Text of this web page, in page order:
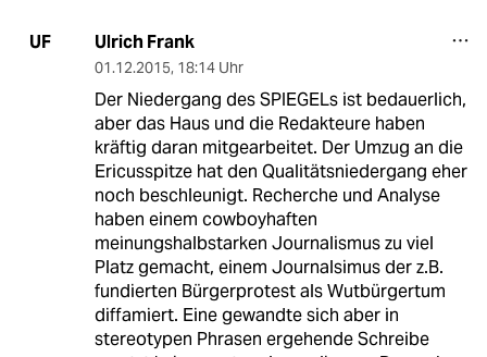
UF Ulrich Frank
01.12.2015, 18:14 Uhr
Der Niedergang des SPIEGELs ist bedauerlich,
aber das Haus und die Redakteure haben
kräftig daran mitgearbeitet. Der Umzug an die
Ericusspitze hat den Qualitätsniedergang eher
noch beschleunigt. Recherche und Analyse
haben einem cowboyhaften
meinungshalbstarken Journalismus zu viel
Platz gemacht, einem Journalsimus der z.B.
fundierten Bürgerprotest als Wutbürgertum
diffamiert. Eine gewandte sich aber in
stereotypen Phrasen ergehende Schreibe